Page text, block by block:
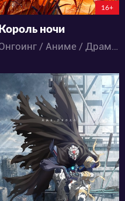
16+
Король ночи
Онгоинг / Аниме / Драма / Фэнтези / Экшен
262
0 0